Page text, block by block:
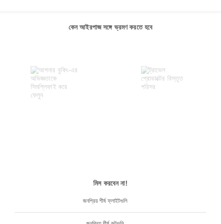
কেন আইরপাজ সঙ্গে ভ্রমণ করতে হবে
মিস করবেন না!
জনপ্রিয় শীর্ষ ফ্লাইটগুলি